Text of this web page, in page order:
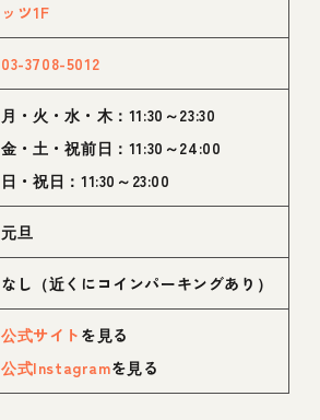
ッツ1F
03-3708-5012
月・火・水・木：11:30～23:30
金・土・祝前日：11:30～24:00
日・祝日：11:30～23:00
元旦
なし（近くにコインパーキングあり）
公式サイト を見る
公式Instagramを見る